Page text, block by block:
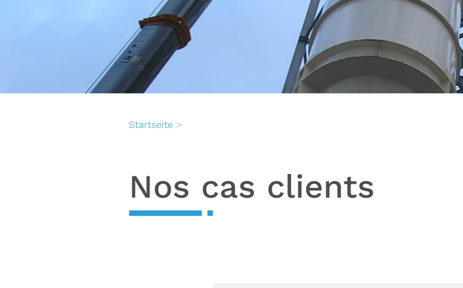
Startseite >
Nos cas clients